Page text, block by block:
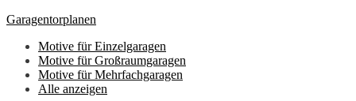
Garagentorplanen
Motive für Einzelgaragen
Motive für Großraumgaragen
Motive für Mehrfachgaragen
Alle anzeigen